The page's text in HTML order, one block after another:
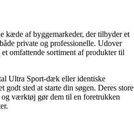
kæde af byggemarkeder, der tilbyder et
private og professionelle. Udover
omfattende sortiment af produkter til
Ultra Sport-dæk eller identiske
sted at starte din søgen. Deres store
værktøj gør dem til en foretrukken